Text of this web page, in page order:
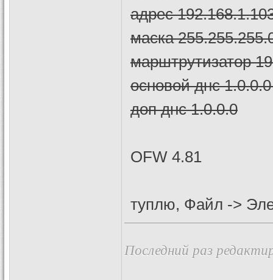
адрес
маска
марштрутизатор
основой днс
доп днс 1.0.0.0
OFW 4.81
туплю, Файл ->
Последний раз